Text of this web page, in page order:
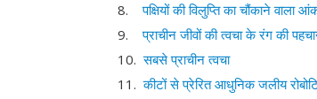
8.पक्षियों की विलुप्ति का चौंकाने वाला
9.प्राचीन जीवों की त्वचा के रंग की
10.सबसे प्राचीन त्वचा
11.कीटों से प्रेरित आधुनिक जलीय